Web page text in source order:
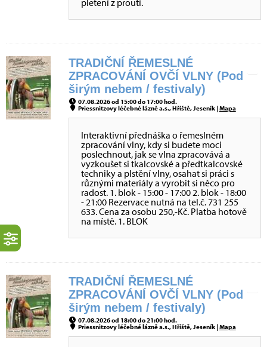
pletení z proutí.
TRADIČNÍ ŘEMESLNÉ
ZPRACOVÁNÍ OVČÍ VLNY (Pod
širým nebem / festivaly)
07.08.2026 od 15:00 do 17:00 hod.
Priessnitzovy léčebné lázně a.s., Hřiště, Jeseník |Mapa
Interaktivní přednáška o řemeslném
zpracování vlny, kdy si budete moci
poslechnout, jak se vlna zpracovává a
vyzkoušet si tkalcovské a předtkalcovské
techniky a plstění vlny, osahat si práci s
různými materiály a vyrobit si něco pro
radost. 1. blok - 15:00 - 17:00 2. blok - 18:00
- 21:00 Rezervace nutná na tel.č. 731 255
633. Cena za osobu 250,-Kč. Platba hotově
na místě. 1. BLOK
TRADIČNÍ ŘEMESLNÉ
ZPRACOVÁNÍ OVČÍ VLNY (Pod
širým nebem / festivaly)
07.08.2026 od 18:00 do 21:00 hod.
Priessnitzovy léčebné lázně a.s., Hřiště, Jeseník |Mapa